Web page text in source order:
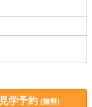
見学予約(無料)